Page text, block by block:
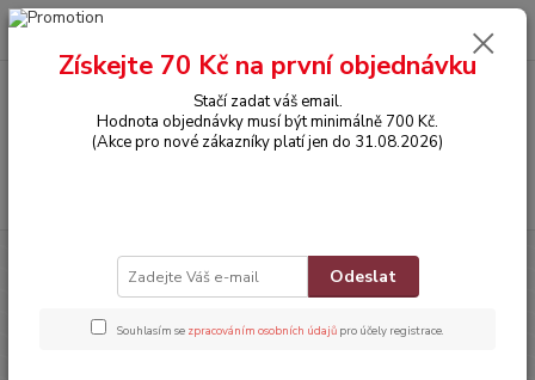
0,00 Kč
OBLEČENÍ Bodyčko s krátkým rukávem
Bodyčko s krátkým rukávem
Získejte 70 Kč na první objednávku
Stačí zadat váš email.
Hodnota objednávky musí být minimálně 700 Kč.
(Akce pro nové zákazníky platí jen do 31.08.2026)
Odeslat
Souhlasím se zpracováním osobních údajů pro účely registrace.